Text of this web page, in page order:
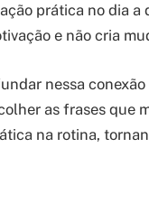
prática no dia
e não cria
nessa
as frases que
na rotina,